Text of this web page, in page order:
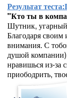
Результат теста:
"Кто ты в
Шутник, угарный
Благодаря
внимания. С
душой
нравишься из-за
приободрить,